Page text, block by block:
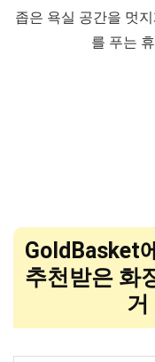
좁은 욕실 공간을 멋
를 푸는
GoldBasket
추천받은 화
거